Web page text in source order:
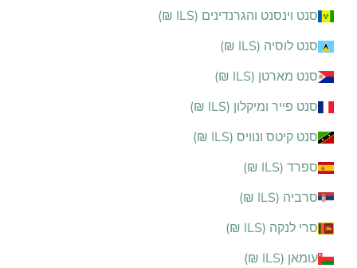
סנט וינסנט והגרנדינים (ILS ₪)
סנט לוסיה (ILS ₪)
סנט מארטן (ILS ₪)
סנט פייר ומיקלון (ILS ₪)
סנט קיטס ונוויס (ILS ₪)
ספרד (ILS ₪)
סרביה (ILS ₪)
סרי לנקה (ILS ₪)
עומאן (ILS ₪)